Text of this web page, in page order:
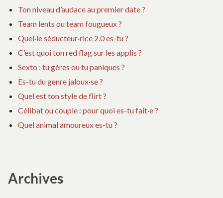
Ton niveau d’audace au premier date ?
Team lents ou team fougueux ?
Quel·le séducteur·rice 2.0 es-tu ?
C’est quoi ton red flag sur les applis ?
Sexto : tu gères ou tu paniques ?
Es-tu du genre jaloux·se ?
Quel est ton style de flirt ?
Célibat ou couple : pour quoi es-tu fait·e ?
Quel animal amoureux es-tu ?
Archives